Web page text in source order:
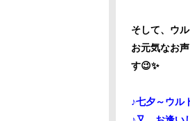
そして、ウ
お元気なお
す😉✨
♪七夕～ウル